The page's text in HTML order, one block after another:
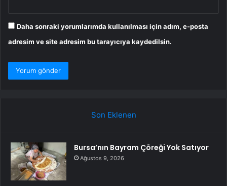
Daha sonraki yorumlarımda kullanılması için adım, e-posta
adresim ve site adresim bu tarayıcıya kaydedilsin.
Son Eklenen
Bursa’nın Bayram Çöreği Yok Satıyor
Ağustos 9, 2026